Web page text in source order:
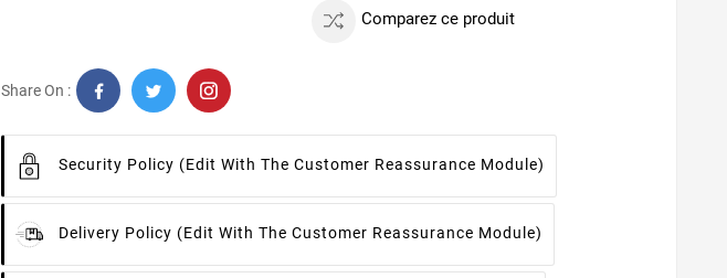
Comparez ce produit
Share On :
Security Policy (edit With The Customer Reassurance Module)
Delivery Policy (edit With The Customer Reassurance Module)